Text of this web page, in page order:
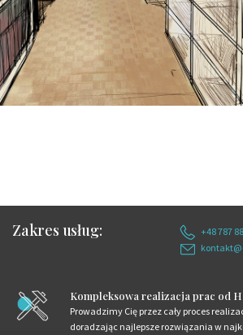
Zakres usług:
+48 787
Kompleksowa realizacja prac od
Prowadzimy Cię przez cały proces
doradzając najlepsze rozwiązania w